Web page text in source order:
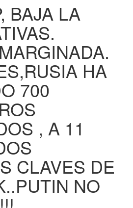
BAJA LA
HA
700
, A 11
CLAVES DE
NO